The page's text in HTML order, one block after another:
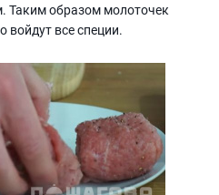
Таким образом молоточек
войдут все специи.